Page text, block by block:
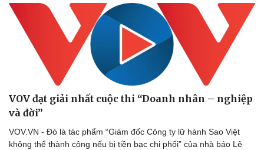
VOV đạt giải nhất cuộc thi “Doanh nhân – nghiệp
và đời”
VOV.VN - Đó là tác phẩm “Giám đốc Công ty lữ hành Sao Việt
không thể thành công nếu bị tiền bạc chi phối” của nhà báo Lê